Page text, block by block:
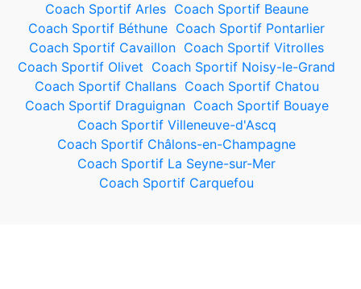
Coach Sportif Arles Coach Sportif Beaune
Coach Sportif Béthune Coach Sportif Pontarlier
Coach Sportif Cavaillon Coach Sportif Vitrolles
Coach Sportif Olivet Coach Sportif Noisy-le-Grand
Coach Sportif Challans Coach Sportif Chatou
Coach Sportif Draguignan Coach Sportif Bouaye
Coach Sportif Villeneuve-d'Ascq
Coach Sportif Châlons-en-Champagne
Coach Sportif La Seyne-sur-Mer
Coach Sportif Carquefou